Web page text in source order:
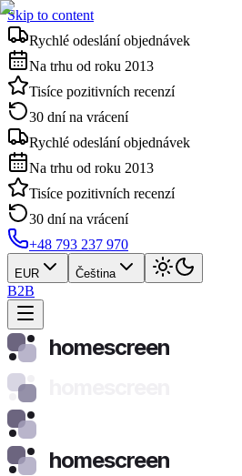
Skip to content
Rychlé odeslání objednávek
Na trhu od roku 2013
Tisíce pozitivních recenzí
30 dní na vrácení
Rychlé odeslání objednávek
Na trhu od roku 2013
Tisíce pozitivních recenzí
30 dní na vrácení
+48 793 237 970
EUR Čeština
B2B
homescreen
homescreen